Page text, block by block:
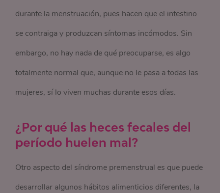
durante la menstruación, pues hacen que el intestino
se contraiga y produzcan síntomas incómodos. Sin
embargo, no hay nada de qué preocuparse, es algo
totalmente normal que, aunque no le pasa a todas las
mujeres, sí lo viven muchas durante esos días.
¿Por qué las heces fecales del
período huelen mal?
Otro aspecto del síndrome premenstrual es que puede
desarrollar algunos hábitos alimenticios diferentes, la